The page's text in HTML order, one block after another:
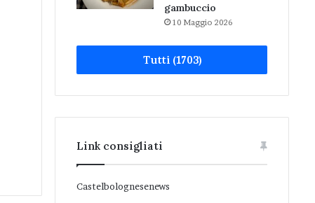
gambuccio
10 Maggio 2026
Tutti (1703)
Link consigliati
Castelbolognesenews